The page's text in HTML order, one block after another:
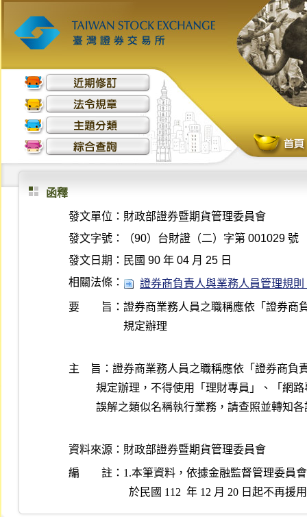
函釋
發文單位： 財政部證券暨期貨管理委員會
發文字號：
（90）台財證（二）字第 001029 號
發文日期： 民國 90 年 04 月 25 日
相關法條：
證券商負責人與業務人員管理規
要 旨： 證券商業務人員之職稱應依「證券商
規定辦理
主    旨：證券商業務人員之職稱應依「證券商負
規定辦理，不得使用「理財專員」、
誤解之類似名稱執行業務，請查照並轉知
資料來源： 財政部證券暨期貨管理委員會
編 註： 1.本筆資料，依據金融監督管理委員
於民國 112  年 12 月 20 日起不再